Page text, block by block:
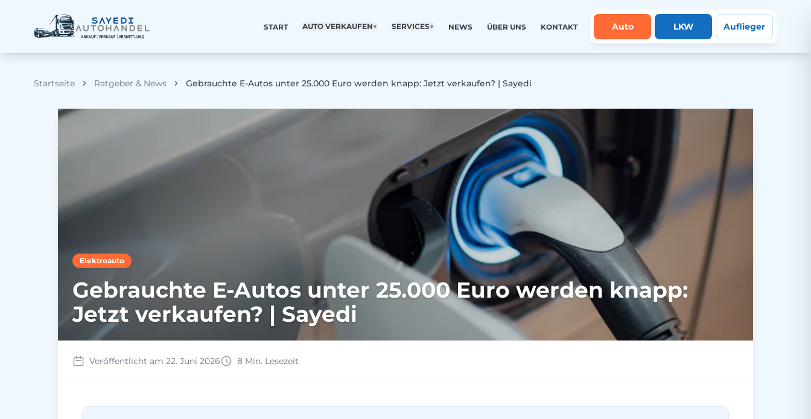
START AUTO VERKAUFEN▼ SERVICES▼ NEWS ÜBER UNS KONTAKT Auto LKW Auflieger
Startseite Ratgeber & News Gebrauchte E-Autos unter 25.000 Euro werden knapp: Jetzt verkaufen? | Sayedi
Elektroauto
Gebrauchte E-Autos unter 25.000 Euro werden knapp:
Jetzt verkaufen? | Sayedi
Veröffentlicht am 22. Juni 2026 8 Min. Lesezeit